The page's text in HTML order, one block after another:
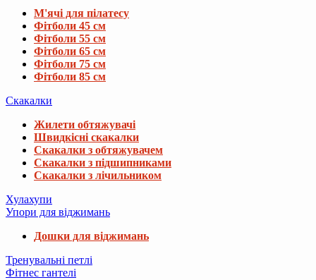
М'ячі для пілатесу
Фітболи 45 см
Фітболи 55 см
Фітболи 65 см
Фітболи 75 см
Фітболи 85 см
Скакалки
Жилети обтяжувачі
Швидкісні скакалки
Скакалки з обтяжувачем
Скакалки з підшипниками
Скакалки з лічильником
Хулахупи
Упори для віджимань
Дошки для віджимань
Тренувальні петлі
Фітнес гантелі